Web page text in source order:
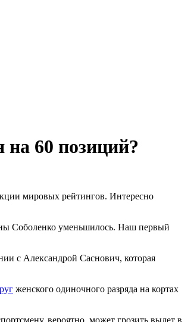
на 60 позиций?
мировых рейтингов. Интересно
Соболенко уменьшилось. Наш первый
с Александрой Саснович, которая
женского одиночного разряда на кортах
вероятно, может грозить вылет в